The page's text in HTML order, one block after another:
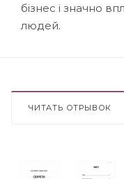
бізнес і значно
людей.
ЧИТАТЬ ОТРЫВОК